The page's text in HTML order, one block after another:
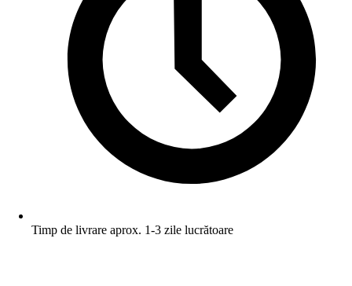
Timp de livrare aprox. 1-3 zile lucrătoare